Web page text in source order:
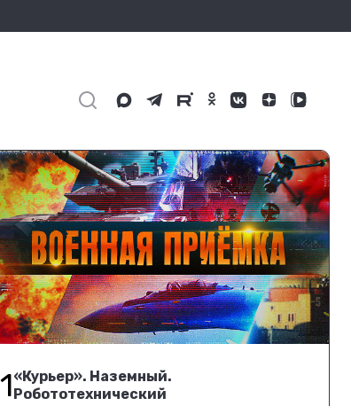
1«Курьер». Наземный.
Робототехнический